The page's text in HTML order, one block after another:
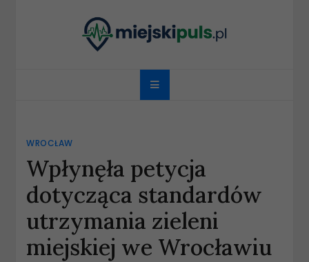
miejskipuls.pl
WROCŁAW
Wpłynęła petycja
dotycząca standardów
utrzymania zieleni
miejskiej we Wrocławiu